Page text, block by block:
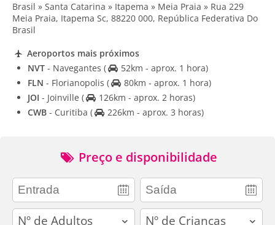
Brasil » Santa Catarina » Itapema » Meia Praia » Rua 229
Meia Praia, Itapema Sc, 88220 000, República Federativa Do
Brasil
Aeroportos mais próximos
NVT - Navegantes (
52km - aprox. 1 hora)
FLN - Florianopolis (
80km - aprox. 1 hora)
JOI - Joinville (
126km - aprox. 2 horas)
CWB - Curitiba ( 226km - aprox. 3 horas)
Preço e disponibilidade
adults children